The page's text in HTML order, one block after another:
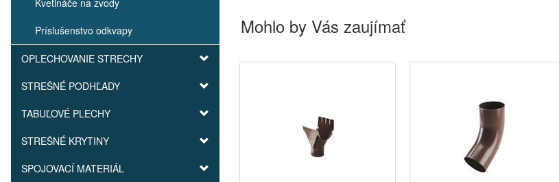
Kvetináče na zvody
Príslušenstvo odkvapy
OPLECHOVANIE STRECHY
STREŠNÉ PODHĽADY
TABUĽOVÉ PLECHY
STREŠNÉ KRYTINY
SPOJOVACÍ MATERIÁL
Mohlo by Vás zaujímať